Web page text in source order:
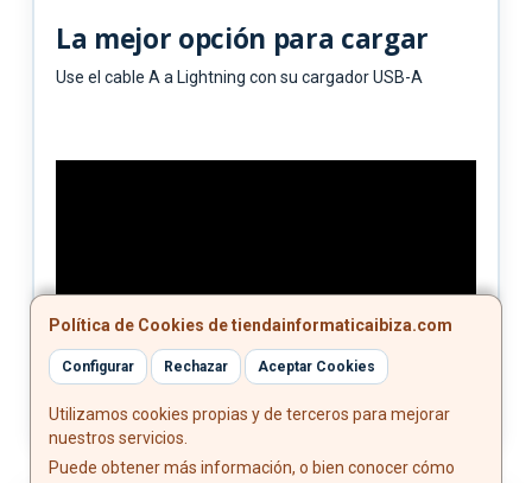
La mejor opción para cargar
Use el cable A a Lightning con su cargador USB-A
Política de Cookies de tiendainformaticaibiza.com
Configurar Rechazar Aceptar Cookies
Utilizamos cookies propias y de terceros para mejorar
nuestros servicios.
Puede obtener más información, o bien conocer cómo